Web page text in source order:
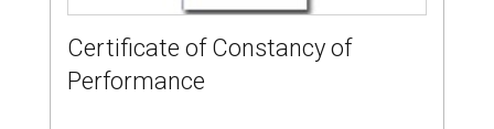
Certificate of Constancy of
Performance